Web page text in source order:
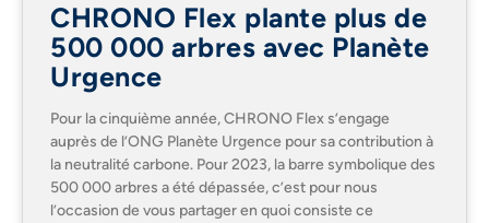
CHRONO Flex plante plus de
500 000 arbres avec Planète
Urgence
Pour la cinquième année, CHRONO Flex s’engage
auprès de l’ONG Planète Urgence pour sa contribution à
la neutralité carbone. Pour 2023, la barre symbolique des
500 000 arbres a été dépassée, c’est pour nous
l’occasion de vous partager en quoi consiste ce